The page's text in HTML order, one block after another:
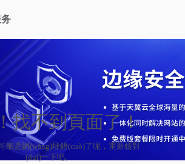
！找不到頁面了！
能是網(wǎng)址錯(cuò)了呢，重新核對
(duì)一下吧。